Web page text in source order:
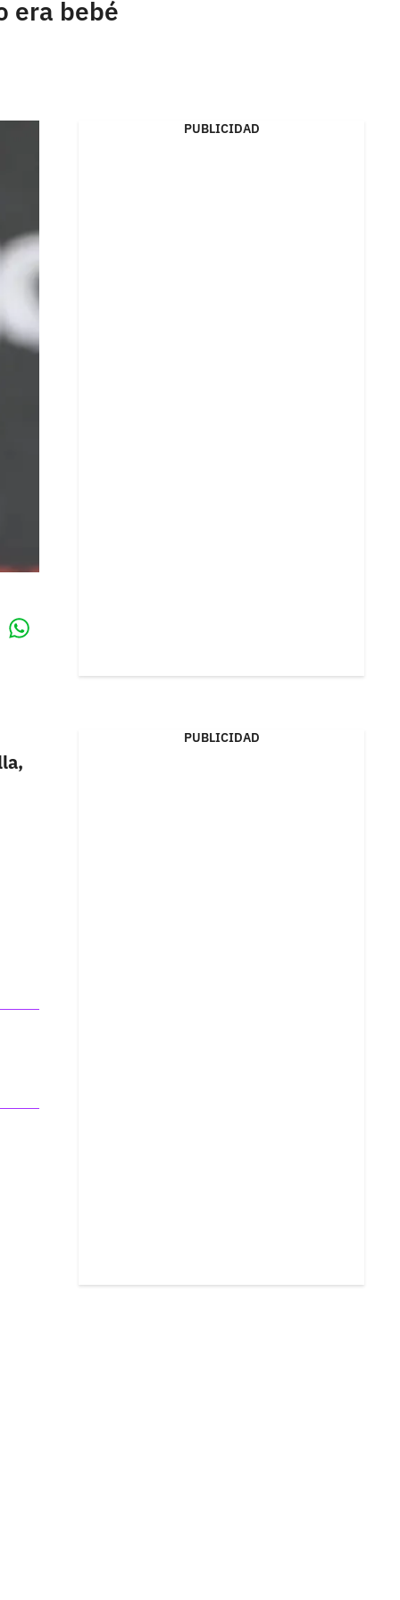
era bebé
PUBLICIDAD
PUBLICIDAD